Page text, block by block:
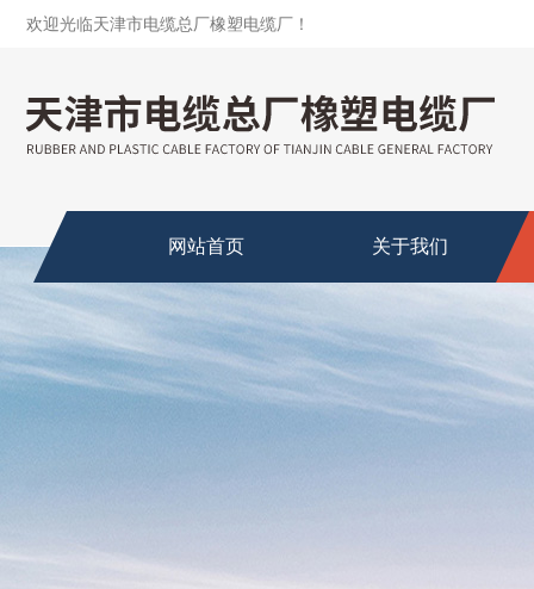
欢迎光临天津市电缆总厂橡塑电缆厂！
网站首页 关于我们